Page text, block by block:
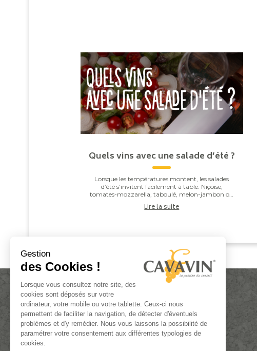
Quels vins avec une salade d’été ?
Lorsque les températures montent, les salades
d’été s’invitent facilement à table. Niçoise,
tomates-mozzarella, taboulé, melon-jambon ou
burrata : derrière leur apparente simplicité, elles
offren...
Lire la suite
ACTUALITÉS
Gestion
des Cookies !
Lorsque vous consultez notre site, des
cookies sont déposés sur votre
ordinateur, votre mobile ou votre tablette. Ceux-ci nous
permettent de faciliter la navigation, de détecter d'éventuels
problèmes et d'y remédier. Nous vous laissons la possibilité de
paramétrer votre consentement aux différentes typologies de
cookies.